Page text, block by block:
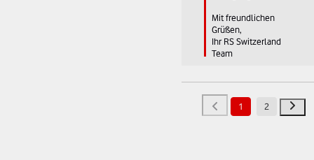
Mit freundlichen
Grüßen,
Ihr RS Switzerland
Team
1 2